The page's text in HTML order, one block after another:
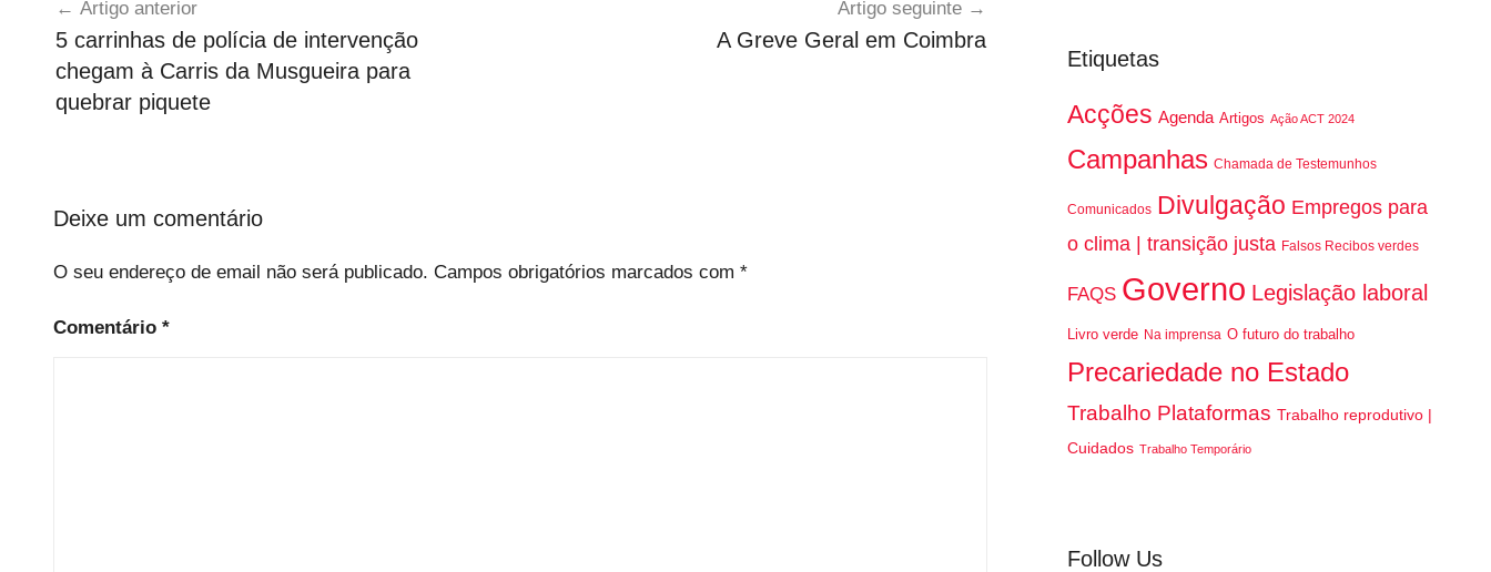
e
v
e
G
l
artigos
Artigo anterior
5 carrinhas de polícia de intervenção
chegam à Carris da Musgueira para
quebrar piquete
Artigo seguinte
A Greve Geral em Coimbra
Deixe um comentário
O seu endereço de email não será publicado. Campos obrigatórios marcados com *
Comentário *
Etiquetas
Acções Agenda Artigos Ação ACT 2024
Campanhas Chamada de Testemunhos
Comunicados Divulgação Empregos para
o clima | transição justa Falsos Recibos verdes
FAQS Governo Legislação laboral
Livro verde Na imprensa O futuro do trabalho
Precariedade no Estado
Trabalho Plataformas Trabalho reprodutivo |
Cuidados Trabalho Temporário
Follow Us